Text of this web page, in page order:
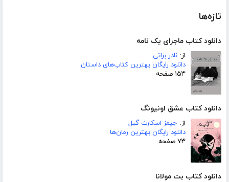
تازه‌ها
دانلود کتاب ماجرای یک نامه
از: نادر براتی
دانلود رایگان بهترین کتاب‌های داستان
۱۵۳ صفحه
دانلود کتاب عشق اونیونگ
از: جیمز اسکارث گیل
دانلود رایگان بهترین رمان‌ها
۷۳ صفحه
دانلود کتاب بت مولانا